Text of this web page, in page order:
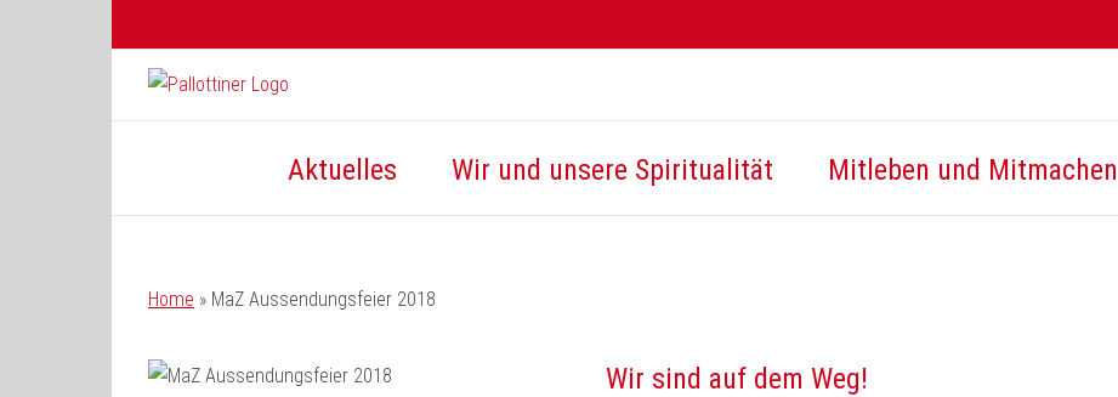
Aktuelles Wir und unsere Spiritualität Mitleben und Mitmachen
Home » MaZ Aussendungsfeier 2018
Wir sind auf dem Weg!